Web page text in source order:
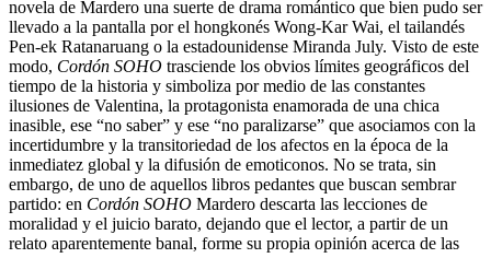
novela de Mardero una suerte de drama romántico que bien pudo ser
llevado a la pantalla por el hongkonés Wong-Kar Wai, el tailandés
Pen-ek Ratanaruang o la estadounidense Miranda July. Visto de este
modo, Cordón SOHO trasciende los obvios límites geográficos del
tiempo de la historia y simboliza por medio de las constantes
ilusiones de Valentina, la protagonista enamorada de una chica
inasible, ese “no saber” y ese “no paralizarse” que asociamos con la
incertidumbre y la transitoriedad de los afectos en la época de la
inmediatez global y la difusión de emoticonos. No se trata, sin
embargo, de uno de aquellos libros pedantes que buscan sembrar
partido: en Cordón SOHO Mardero descarta las lecciones de
moralidad y el juicio barato, dejando que el lector, a partir de un
relato aparentemente banal, forme su propia opinión acerca de las